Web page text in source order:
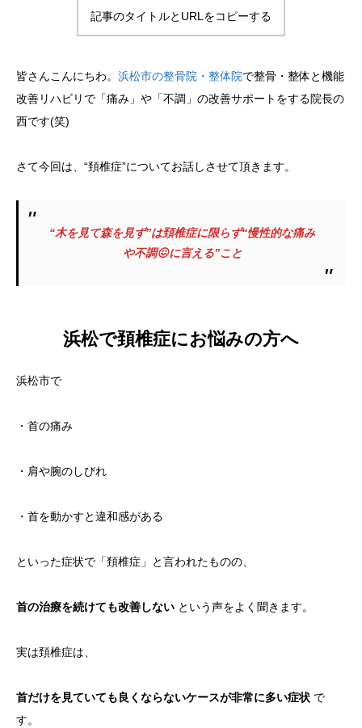
記事のタイトルとURLをコピーする
皆さんこんにちわ。 浜松市の整骨院・整体院で整骨・整体と機能
改善リハビリで「痛み」や「不調」の改善サポートをする院長の
西です(笑)
さて今回は、“頚椎症”についてお話しさせて頂きます。
“木を見て森を見ず”は頚椎症に限らず“慢性的な痛み
や不調😖に言える”こと
浜松で頚椎症にお悩みの方へ
浜松市で
・首の痛み
・肩や腕のしびれ
・首を動かすと違和感がある
といった症状で「頚椎症」と言われたものの、
首の治療を続けても改善しない という声をよく聞きます。
実は頚椎症は、
首だけを見ていても良くならないケースが非常に多い症状 で
す。